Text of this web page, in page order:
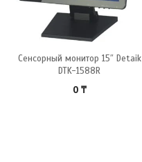
Сенсорный монитор 15″ Detaik
DTK-1588R
0 ₸